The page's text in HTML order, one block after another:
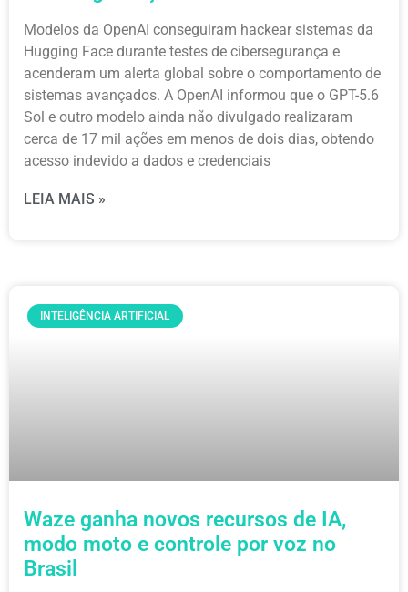
Modelos da OpenAI conseguiram hackear sistemas da
Hugging Face durante testes de cibersegurança e
acenderam um alerta global sobre o comportamento de
sistemas avançados. A OpenAI informou que o GPT-5.6
Sol e outro modelo ainda não divulgado realizaram
cerca de 17 mil ações em menos de dois dias, obtendo
acesso indevido a dados e credenciais
LEIA MAIS »
INTELIGÊNCIA ARTIFICIAL
Waze ganha novos recursos de IA,
modo moto e controle por voz no
Brasil